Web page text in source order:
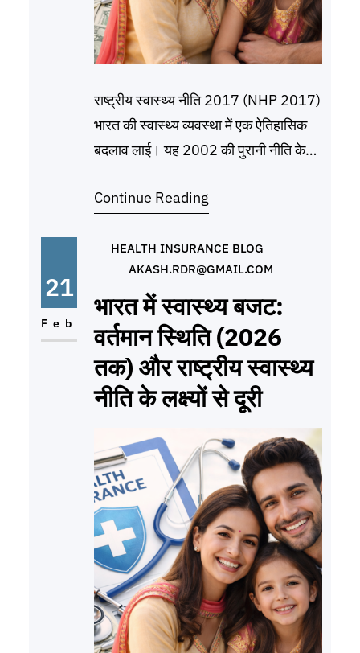
राष्ट्रीय स्वास्थ्य नीति 2017 (NHP 2017)
भारत की स्वास्थ्य व्यवस्था में एक ऐतिहासिक
बदलाव लाई। यह 2002 की पुरानी नीति के
“सभी उम्र के लोगों के लिए सबसे ऊंचा स्तर का
और प्रचार वाली स्वास्थ्य देखभाल दृष्टिकोण के
माध्यम से,
Continue Reading
21
Feb
HEALTH INSURANCE BLOG
AKASH.RDR@GMAIL.COM
भारत में स्वास्थ्य बजट:
वर्तमान स्थिति (2026
तक) और राष्ट्रीय स्वास्थ्य
नीति के लक्ष्यों से दूरी